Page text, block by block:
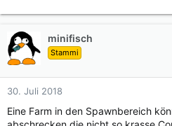
minifisch
Stammi
30. Juli 2018
Eine Farm in den Spawnbereich